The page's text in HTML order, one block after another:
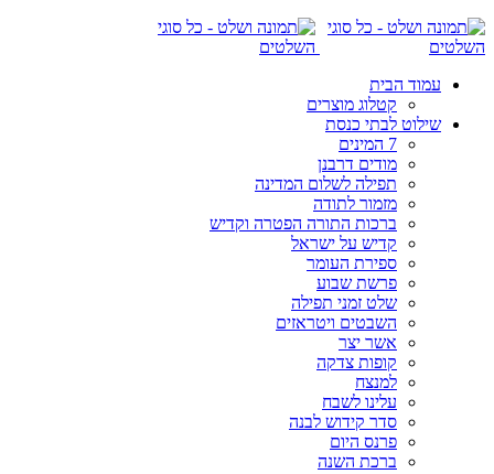
עמוד הבית
קטלוג מוצרים
שילוט לבתי כנסת
7 המינים
מודים דרבנן
תפילה לשלום המדינה
מזמור לתודה
ברכות התורה הפטרה וקדיש
קדיש על ישראל
ספירת העומר
פרשת שבוע
שלט זמני תפילה
השבטים ויטראזים
אשר יצר
קופות צדקה
למנצח
עלינו לשבח
סדר קידוש לבנה
פרנס היום
ברכת השנה